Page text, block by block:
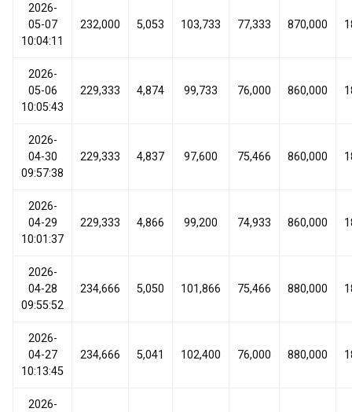
2026-
05-07
10:04:11
232,000 5,053 103,733 77,333 870,000
2026-
05-06
10:05:43
229,333 4,874 99,733 76,000 860,000
2026-
04-30
09:57:38
229,333 4,837 97,600 75,466 860,000
2026-
04-29
10:01:37
229,333 4,866 99,200 74,933 860,000
2026-
04-28
09:55:52
234,666 5,050 101,866 75,466 880,000
2026-
04-27
10:13:45
234,666 5,041 102,400 76,000 880,000
2026-